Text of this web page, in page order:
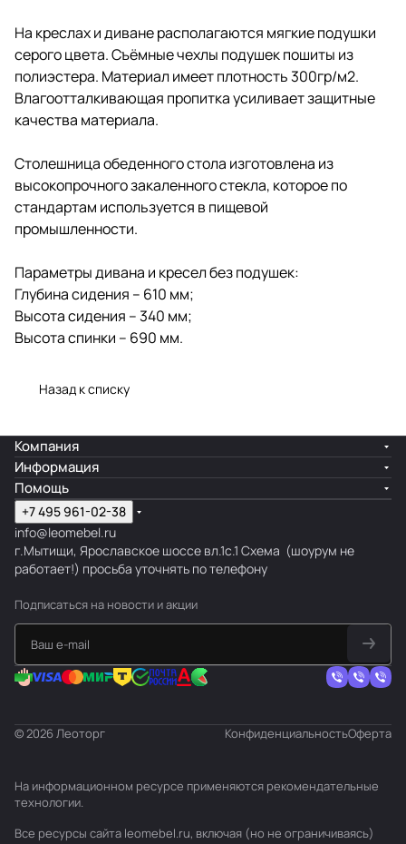
На креслах и диване располагаются мягкие подушки
серого цвета. Съёмные чехлы подушек пошиты из
полиэстера. Материал имеет плотность 300гр/м2.
Влагоотталкивающая пропитка усиливает защитные
качества материала.
Столешница обеденного стола изготовлена из
высокопрочного закаленного стекла, которое по
стандартам используется в пищевой
промышленности.
Параметры дивана и кресел без подушек:
Глубина сидения – 610 мм;
Высота сидения – 340 мм;
Высота спинки – 690 мм.
Назад к списку
Компания
Информация
Помощь
+7 495 961-02-38
info@leomebel.ru
г.Мытищи, Ярославское шоссе вл.1с.1 Схема (шоурум не
работает!) просьба уточнять по телефону
Подписаться на новости и акции
© 2026 Леоторг КонфиденциальностьОферта
На информационном ресурсе применяются рекомендательные
технологии.
Все ресурсы сайта leomebel.ru, включая (но не ограничиваясь)